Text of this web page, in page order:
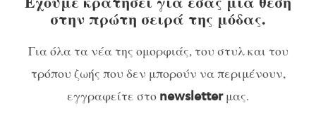
στην πρώτη σειρά της μόδας.
Για όλα τα νέα της ομορφιάς, του στυλ και του
τρόπου ζωής που δεν μπορούν να περιμένουν,
εγγραφείτε στο newsletterμας.